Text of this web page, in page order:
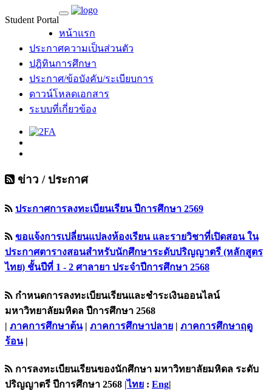
Student Portal
หน้าแรก
ประกาศความเป็นส่วนตัว
ปฎิทินการศึกษา
ประกาศ/ข้อบังคับ/ระเบียบการ
ดาวน์โหลดเอกสาร
ระบบที่เกี่ยวข้อง
ข่าว / ประกาศ
ประกาศการลงทะเบียนเรียน ปีการศึกษา 2569
ขอแจ้งการเปลี่ยนแปลงห้องเรียน และรายวิชาที่เปิดสอน ใน
ประกาศตารางสอนสำหรับนักศึกษาระดับปริญญาตรี (หลักสูตร
ไทย) ชั้นปีที่ 1 - 2 ศาลายา ประจำปีการศึกษา 2568
กำหนดการลงทะเบียนเรียนและชำระเงินออนไลน์
มหาวิทยาลัยมหิดล ปีการศึกษา 2568
| ภาคการศึกษาต้น| ภาคการศึกษาปลาย | ภาคการศึกษาฤดู
ร้อน|
การลงทะเบียนเรียนของนักศึกษา มหาวิทยาลัยมหิดล ระดับ
ปริญญาตรี ปีการศึกษา 2568 |ไทย : Eng|